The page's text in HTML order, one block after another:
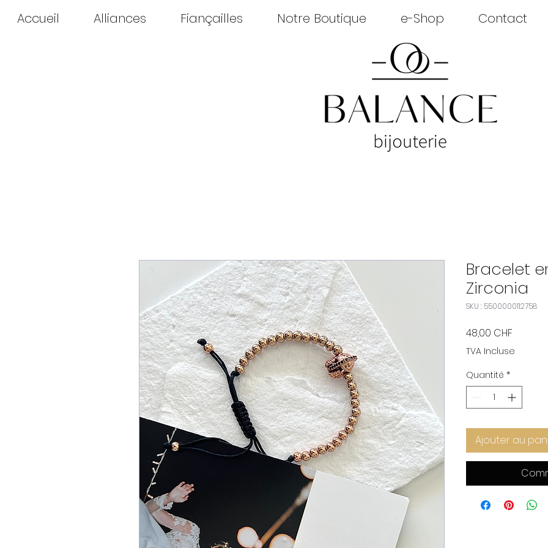
Accueil Alliances Fiançailles Notre Boutique e-Shop Contact
Bracelet
Zirconia
SKU : 5500000112758
48,00 CHF
TVA Incluse
Quantité *
Ajouter au